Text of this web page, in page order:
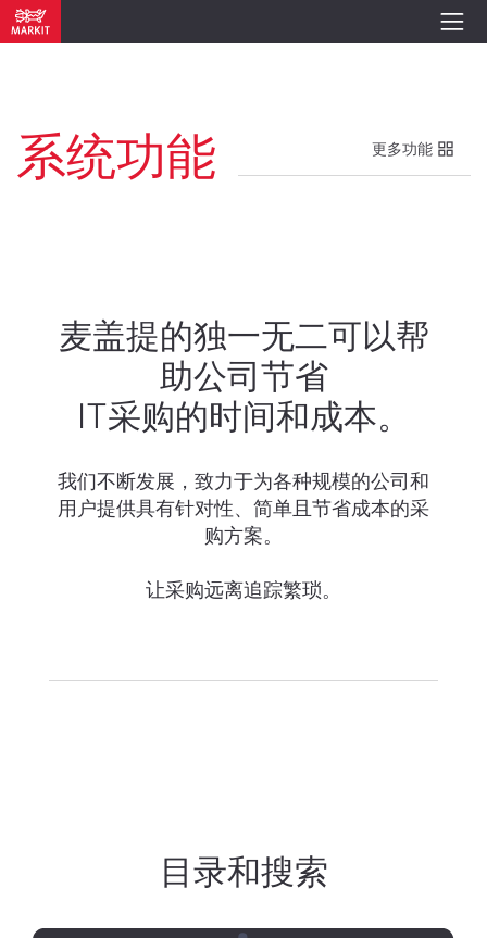
系统功能 更多功能
麦盖提的独一无二可以帮
助公司节省
IT采购的时间和成本。
我们不断发展，致力于为各种规模的公司和
用户提供具有针对性、简单且节省成本的采
购方案。
让采购远离追踪繁琐。
目录和搜索